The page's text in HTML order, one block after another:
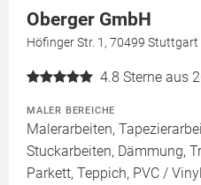
Oberger GmbH
Höfinger Str. 1, 70499
4.8 Sterne aus
MALER BEREICHE
Malerarbeiten,
Stuckarbeiten, Dämmung,
Parkett, Teppich, PVC / Vinyl